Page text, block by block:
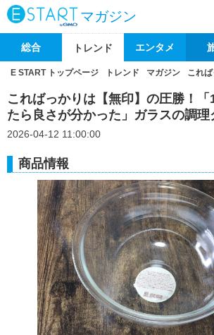
マガジン
総合 トレンド エンタメ
E START トップページ トレンド マガジン これ
こればっかりは【無印】の圧勝！
たら良さが分かった」ガラスの調理
2026-04-12 11:00:00
商品情報